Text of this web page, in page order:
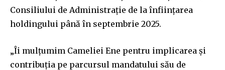
Consiliului de Administrație de la înființarea
holdingului până în septembrie 2025.
„Îi mulțumim Cameliei Ene pentru implicarea și
contribuția pe parcursul mandatului său de